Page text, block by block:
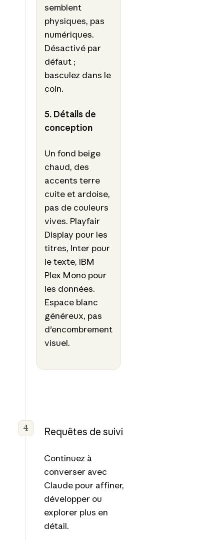
semblent
physiques, pas
numériques.
Désactivé par
défaut ;
basculez dans le
coin.
5. Détails de
conception
Un fond beige
chaud, des
accents terre
cuite et ardoise,
pas de couleurs
vives. Playfair
Display pour les
titres, Inter pour
le texte, IBM
Plex Mono pour
les données.
Espace blanc
généreux, pas
d'encombrement
visuel.
4 Requêtes de suivi
Continuez à
converser avec
Claude pour affiner,
développer ou
explorer plus en
détail.